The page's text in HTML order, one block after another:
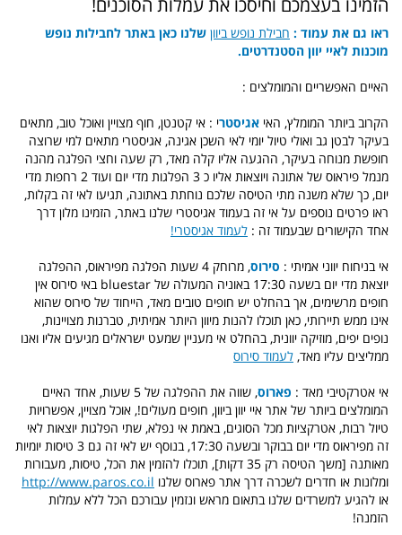
הזמינו בעצמכם וחיסכו את עמלות הסוכנים!
ראו גם את עמוד : חבילת נופש ביוון שלנו כאן באתר לחבילות נופש
מוכנות לאיי יוון הסטנדרטים.
האיים האפשריים והמומלצים :
הקרוב ביותר המומלץ, האי אגיסטרי : אי קטנטן, חוף מצויין ואוכל טוב, מתאים
בעיקר לבטן גב ואולי טיול יומי לאי השכן אגינה, אגיסטרי מתאים למי שרוצה
חופשת מנוחה בעיקר, ההגעה אליו קלה מאד, רק שעה וחצי הפלגה מהנה
מנמל פיראוס של אתונה ויוצאות אליו כ 3 הפלגות מדי יום ועוד 2 רחפות מדי
יום, כך שלא משנה מתי הטיסה שלכם נוחתת באתונה, תגיעו לאי זה בקלות,
ראו פרטים נוספים על אי זה בעמוד אגיסטרי שלנו באתר, הזמינו מלון דרך
אחד הקישורים שבעמוד זה : לעמוד אגיסטרי!
אי בניחוח יווני אמיתי : סירוס
, מרוחק 4 שעות הפלגה מפיראוס, ההפלגה
יוצאת מדי יום בשעה 17:30 באוניה המעולה של bluestar באי סירוס אין
חופים מרשימים, אך בהחלט יש חופים טובים מאד, הייחוד של סירוס שהוא
אינו ממש תיירותי, כאן תוכלו להנות מיוון היותר אמיתית, טברנות מצויינות,
נופים יפים, מוזיקה יוונית, בהחלט אי מעניין שמעט ישראלים מגיעים אליו ואנו
ממליצים עליו מאד, לעמוד סירוס
אי אטרקטיבי מאד : פארוס
, שווה את ההפלגה של 5 שעות, אחד האיים
המומלצים ביותר של אתר איי יוון ביוון, חופים מעולים!, אוכל מצויין, אפשרויות
טיול רבות, אטרקציות מכל הסוגים, באמת אי נפלא, שתי הפלגות יוצאות לאי
זה מפיראוס מדי יום בבוקר ובשעה 17:30, בנוסף יש לאי זה גם 3 טיסות יומיות
מאותנה [משך הטיסה רק 35 דקות], תוכלו להזמין את הכל, טיסות, מעבורות
ומלונות או חדרים לשכרה דרך אתר פארוס שלנו http://www.paros.co.il
או להגיע למשרדים שלנו בתאום מראש ונזמין עבורכם הכל ללא עמלות
הזמנה!